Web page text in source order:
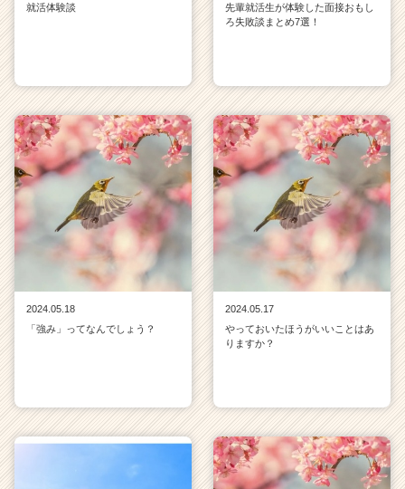
就活体験談
先輩就活生が体験した面接おもし
ろ失敗談まとめ7選！
2024.05.18
「強み」ってなんでしょう？
2024.05.17
やっておいたほうがいいことはあ
りますか？